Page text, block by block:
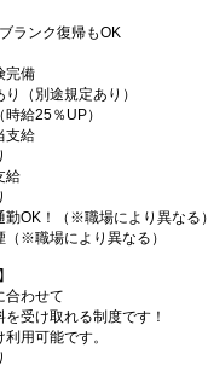
ランク復帰もOK
完備
（別途規定あり）
給25％UP）
支給
給
OK！（※職場により異なる）
※職場により異なる）
合わせて
を受け取れる制度です！
用可能です。